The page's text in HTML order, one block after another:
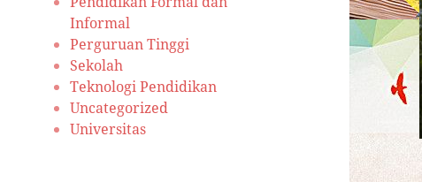
Informal
Perguruan Tinggi
Sekolah
Teknologi Pendidikan
Uncategorized
Universitas